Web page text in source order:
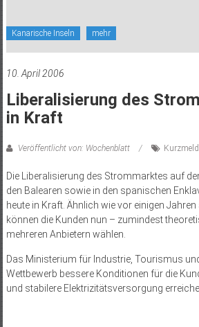
Kanarische Inseln mehr
10. April 2006
Liberalisierung des
in Kraft
Veröffentlicht von: Wochenblatt
Die Liberalisierung des Strommarktes auf
den Balearen sowie in den spanischen
heute in Kraft. Ähnlich wie vor einigen
können die Kunden nun – zumindest
mehreren Anbietern wählen.
Das Ministerium für Industrie, Tourismus
Wettbewerb bessere Konditionen für die
und stabilere Elektrizitätsversorgung